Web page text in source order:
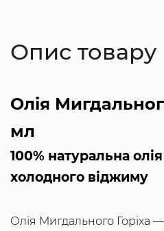
Опис товару
Олія
мл
100% натуральна
холодного віджиму
Олія Мигдального Горіха